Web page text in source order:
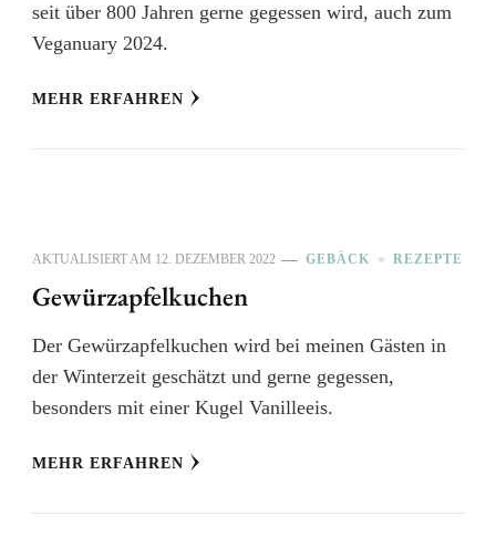
seit über 800 Jahren gerne gegessen wird, auch zum
Veganuary 2024.
MEHR ERFAHREN
AKTUALISIERT AM 12. DEZEMBER 2022 GEBÄCK REZEPTE
Gewürzapfelkuchen
Der Gewürzapfelkuchen wird bei meinen Gästen in
der Winterzeit geschätzt und gerne gegessen,
besonders mit einer Kugel Vanilleeis.
MEHR ERFAHREN